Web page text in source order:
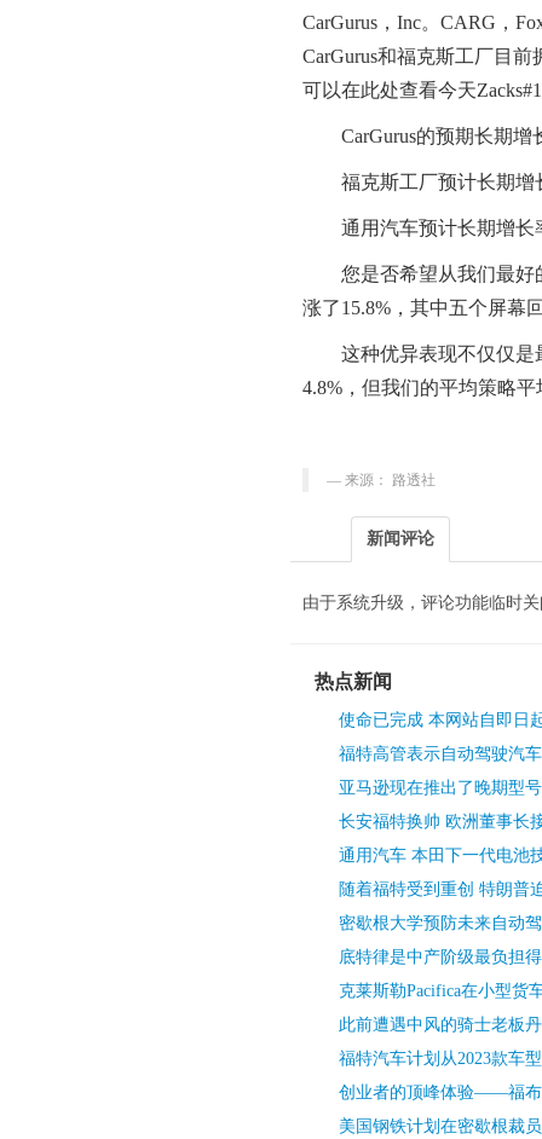
CarGurus ， Inc。 CARG ，
CarGurus和福克斯工厂目前
可以在此处查看今天Zacks#1
CarGurus的预期长期增
福克斯工厂预计长期增
通用汽车预计长期增长
您是否希望从我们最
涨了15.8% ，其中五个屏幕
这种优异表现不仅仅是
4.8% ，但我们的平均策略
来源： 路透社
新闻评论
由于系统升级，评论功能临时
热点新闻
使命已完成 本网站自即日
福特高管表示自动驾驶汽
亚马逊现在推出了晚期型
长安福特换帅 欧洲董事长
通用汽车 本田下一代电池
随着福特受到重创 特朗普
密歇根大学预防未来自动
底特律是中产阶级最负担
克莱斯勒Pacifica在小型货
此前遭遇中风的骑士老板
福特汽车计划从2023款车
创业者的顶峰体验——福布
美国钢铁计划在密歇根裁